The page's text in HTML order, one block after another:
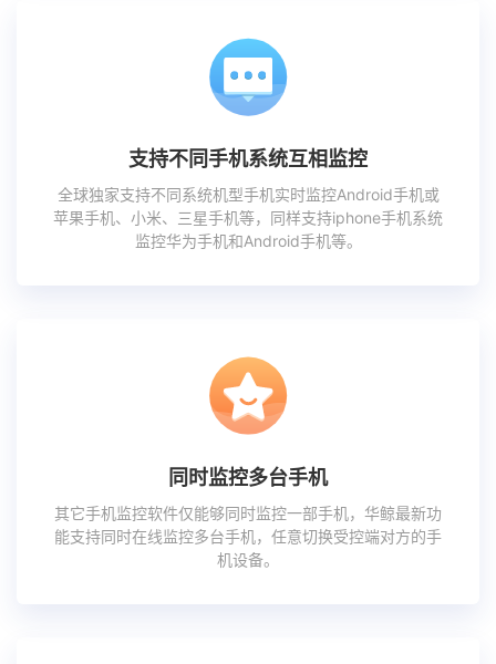
支持不同手机系统互相监控
全球独家支持不同系统机型手机实时监控Android手机或
苹果手机、小米、三星手机等，同样支持iphone手机系统
监控华为手机和Android手机等。
同时监控多台手机
其它手机监控软件仅能够同时监控一部手机，华鲸最新功
能支持同时在线监控多台手机，任意切换受控端对方的手
机设备。